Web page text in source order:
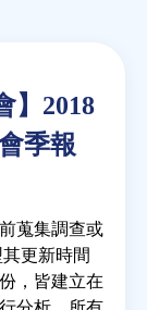
】2018
季報
蒐集調查或
更新時間
，皆建立在